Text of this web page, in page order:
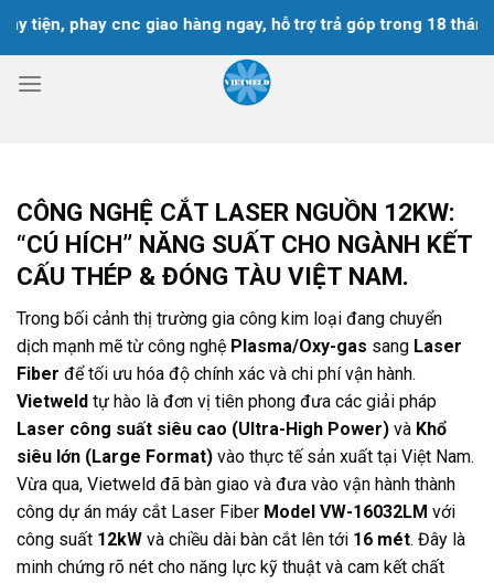
Chuyển
đến
dung
phay cnc giao hàng ngay, hỗ trợ trả góp trong 18 tháng
CÔNG NGHỆ CẮT LASER NGUỒN 12KW:
“CÚ HÍCH” NĂNG SUẤT CHO NGÀNH KẾT
CẤU THÉP & ĐÓNG TÀU VIỆT NAM.
Trong bối cảnh thị trường gia công kim loại đang chuyển
dịch mạnh mẽ từ công nghệ Plasma/Oxy-gas sang Laser
Fiber để tối ưu hóa độ chính xác và chi phí vận hành.
Vietweld tự hào là đơn vị tiên phong đưa các giải pháp
Laser công suất siêu cao (Ultra-High Power) và Khổ
siêu lớn (Large Format) vào thực tế sản xuất tại Việt Nam.
Vừa qua, Vietweld đã bàn giao và đưa vào vận hành thành
công dự án máy cắt Laser Fiber Model VW-16032LM với
công suất 12kW và chiều dài bàn cắt lên tới 16 mét. Đây là
minh chứng rõ nét cho năng lực kỹ thuật và cam kết chất